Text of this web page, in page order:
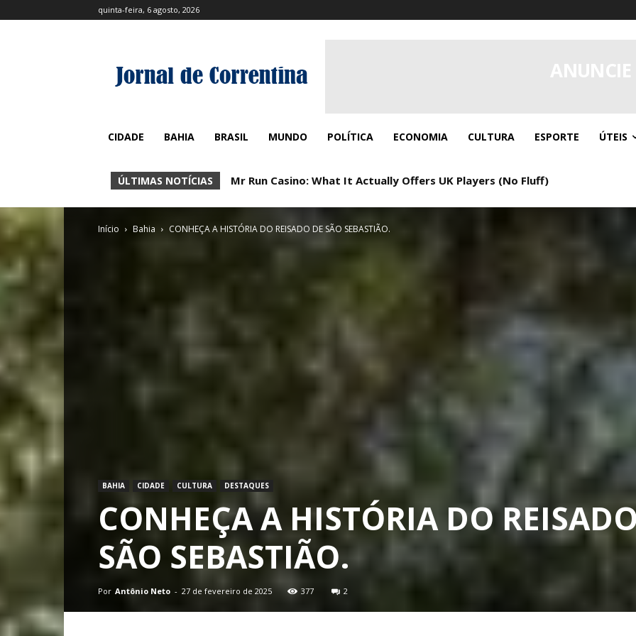
quinta-feira, 6 agosto, 2026
CIDADE BAHIA BRASIL MUNDO POLÍTICA ECONOMIA CULTURA ESPORTE ÚTEIS
ÚLTIMAS NOTÍCIAS Bonus de Rivo Casino pour les jeux de dés : Cotes et Avantage de la maison
Início Bahia CONHEÇA A HISTÓRIA DO REISADO DE SÃO SEBASTIÃO.
BAHIA CIDADE CULTURA DESTAQUES
CONHEÇA A HISTÓRIA DO
SÃO SEBASTIÃO.
Por Antônio Neto - 27 de fevereiro de 2025 377 2